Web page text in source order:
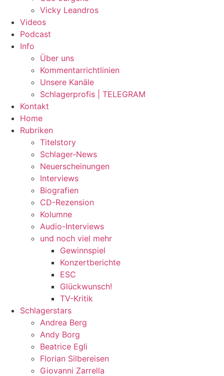
Vicky Leandros
Videos
Podcast
Info
Über uns
Kommentarrichtlinien
Unsere Kanäle
Schlagerprofis | TELEGRAM
Kontakt
Home
Rubriken
Titelstory
Schlager-News
Neuerscheinungen
Interviews
Biografien
CD-Rezension
Kolumne
Audio-Interviews
und noch viel mehr
Gewinnspiel
Konzertberichte
ESC
Glückwunsch!
TV-Kritik
Schlagerstars
Andrea Berg
Andy Borg
Beatrice Egli
Florian Silbereisen
Giovanni Zarrella